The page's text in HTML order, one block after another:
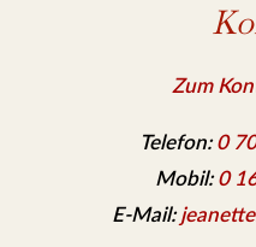
Zum
Telefon:0
Mobil:0
E-Mail: